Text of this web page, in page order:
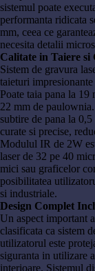
sistemul poate
performanta ridicata
mm, ceea ce
necesita detalii
Calitate in Taiere si
Sistem de gravura
taieturi
Poate taia pana la
22 mm de
subtire de pana la
curate si precise,
Modulul IR de 2W
laser de 32 pe 40
mici sau graficelor
posibilitatea
si industriale.
Design Complet
Un aspect important
clasificata ca sistem
utilizatorul este
siguranta in utilizare
interioare. Sistemul